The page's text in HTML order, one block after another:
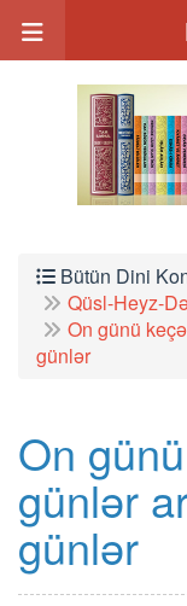
Bütün Dini
Qüsl-Heyz-
On günü
günlər
On
günlər
günlər